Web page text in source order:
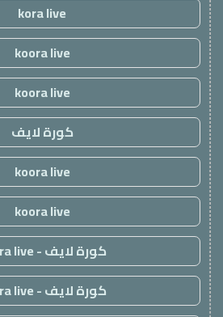
kora live
koora live
koora live
كورة لايف
koora live
koora live
كورة لايف - koora live
كورة لايف - koora live